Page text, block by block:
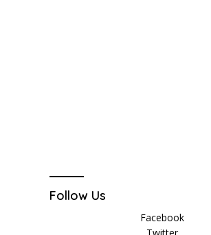
Follow Us
Facebook